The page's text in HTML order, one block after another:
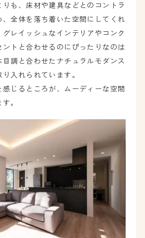
も、床材や建具などとのコントラ
、全体を落ち着いた空間にしてくれ
レイッシュなインテリアやコンク
ントと合わせるのにぴったりなのは
調と合わせたナチュラルモダンス
入れられています。
感じるところが、ムーディーな空間
。